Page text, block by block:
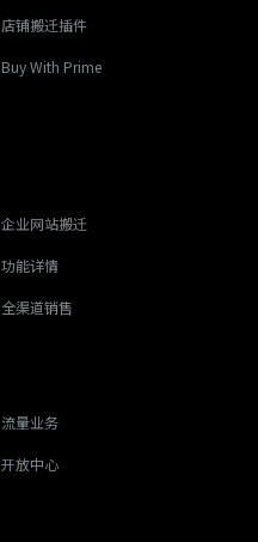
店铺搬迁插件
Buy With Prime
企业网站搬迁
功能详情
全渠道销售
流量业务
开放中心